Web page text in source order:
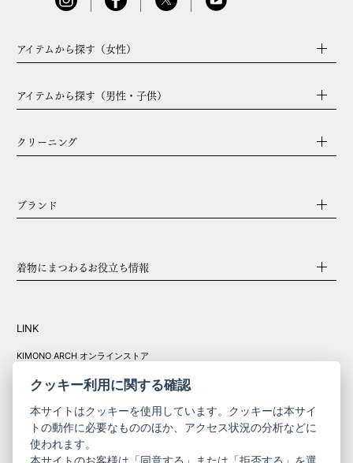
アイテムから探す（女性）
アイテムから探す（男性・子供）
クリーニング
ブランド
着物にまつわるお役立ち情報
LINK
KIMONO ARCH オンラインストア
きものやまと振
クッキー利用に関する確認
本サイトはクッキーを使用しています。クッキーは本サイ
トの動作に必要なもののほか、アクセス状況の分析などに
使われます。
本サイトのお客様は「同意する」または「拒否する」を選